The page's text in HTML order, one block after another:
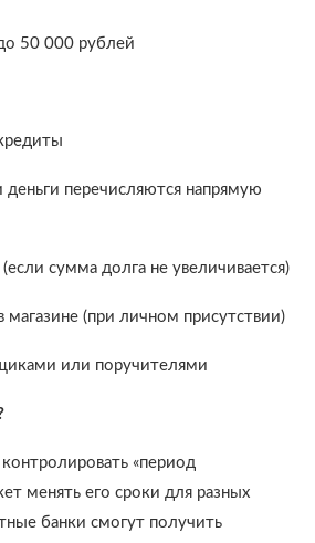
50 000 рублей
перечисляются напрямую
сумма долга не увеличивается)
магазине (при личном присутствии)
или поручителями
«период
менять его сроки для разных
банки смогут получить